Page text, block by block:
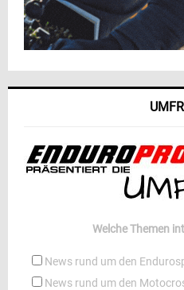
Welche Themen
News rund um den
News rund um den